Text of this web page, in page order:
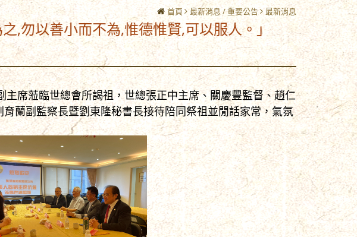
首頁 最新消息 / 重要公告 最新消息
而不為,惟德惟賢,可以服人。」
席蒞臨世總會所謁祖，世總張正中主席、關慶豐監督、趙仁
蘭副監察長暨劉東隆秘書長接待陪同祭祖並閒話家常，氣氛